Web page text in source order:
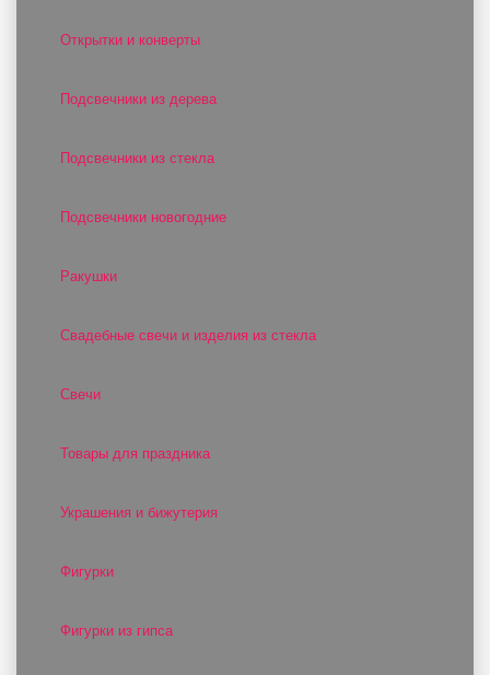
Открытки и конверты
Подсвечники из дерева
Подсвечники из стекла
Подсвечники новогодние
Ракушки
Свадебные свечи и изделия из стекла
Свечи
Товары для праздника
Украшения и бижутерия
Фигурки
Фигурки из гипса